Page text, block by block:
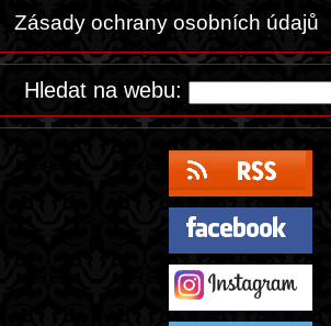
Zásady ochrany osobních údajů
Hledat na webu: